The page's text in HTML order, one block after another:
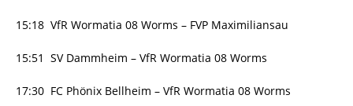
15:18 VfR Wormatia 08 Worms – FVP Maximiliansau
15:51 SV Dammheim – VfR Wormatia 08 Worms
17:30 FC Phönix Bellheim – VfR Wormatia 08 Worms